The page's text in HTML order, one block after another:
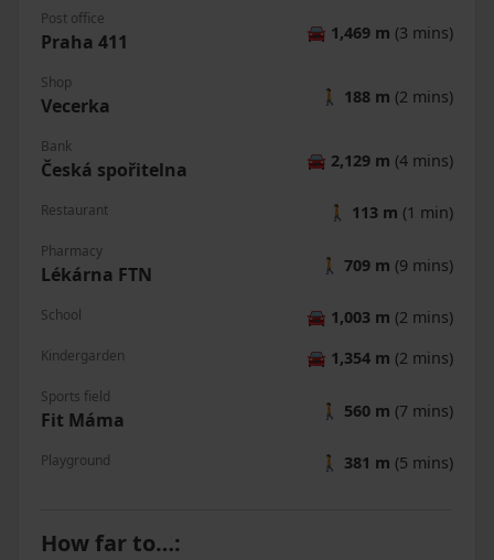
Post office
Praha 411 🚘 1,469 m (3 mins)
Shop
Vecerka 🚶 188 m (2 mins)
Bank
Česká spořitelna 🚘 2,129 m (4 mins)
Restaurant 🚶 113 m (1 min)
Pharmacy
Lékárna FTN 🚶 709 m (9 mins)
School 🚘 1,003 m (2 mins)
Kindergarden 🚘 1,354 m (2 mins)
Sports field
Fit Máma 🚶 560 m (7 mins)
Playground 🚶 381 m (5 mins)
How far to…: